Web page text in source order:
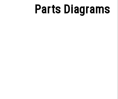
Parts Diagrams